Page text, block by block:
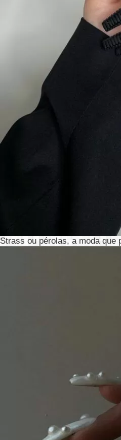
Strass ou pérolas, a moda que